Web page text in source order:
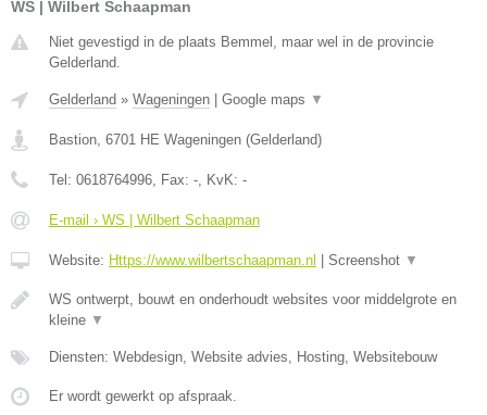
WS | Wilbert Schaapman
Niet gevestigd in de plaats Bemmel, maar wel in de provincie
Gelderland.
Gelderland » Wageningen Google maps ▼
Bastion, 6701 HE Wageningen (Gelderland)
Tel: 0618764996, Fax: -, KvK: -
E-mail › WS | Wilbert Schaapman
Website: Https://www.wilbertschaapman.nl Screenshot ▼
WS ontwerpt, bouwt en onderhoudt websites voor middelgrote en
kleine ▼
Diensten: Webdesign, Website advies, Hosting, Websitebouw
Er wordt gewerkt op afspraak.